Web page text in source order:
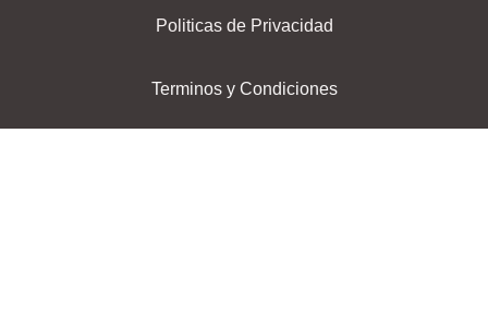
Politicas de Privacidad
Terminos y Condiciones